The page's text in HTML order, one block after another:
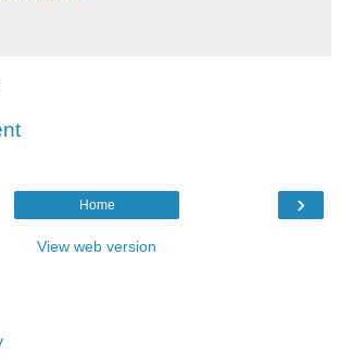
›
Home
View web version